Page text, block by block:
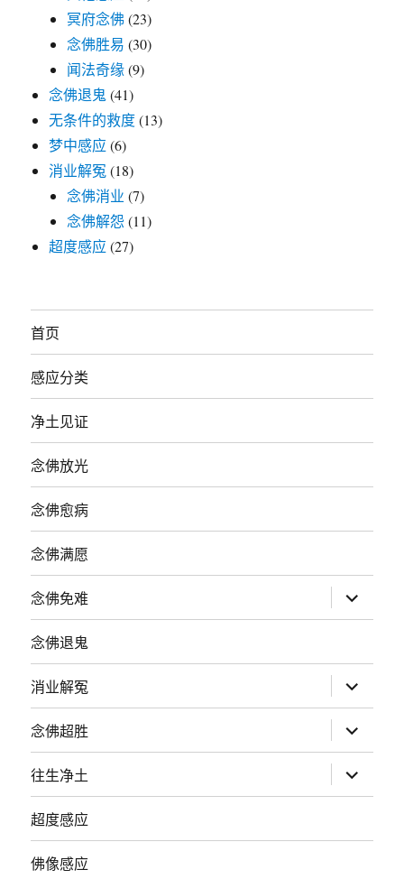
冥府念佛(23)
念佛胜易 (30)
闻法奇缘(9)
念佛退鬼(41)
无条件的救度(13)
梦中感应 (6)
消业解冤 (18)
念佛消业 (7)
念佛解怨(11)
超度感应 (27)
首页
感应分类
净土见证
念佛放光
念佛愈病
念佛满愿
念佛免难 展
开
子
念佛退鬼
消业解冤 展
开
子
菜
单
念佛超胜 展
开
子
菜
单
往生净土 展
开
子
超度感应
佛像感应